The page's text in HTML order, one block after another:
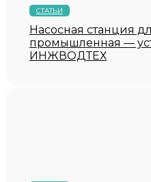
СТАТЬИ
Насосная станция
промышленная —
ИНЖВОДТЕХ